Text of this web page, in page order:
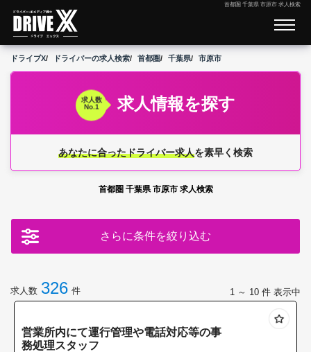
首都圏 千葉県 市原市 求人検索
ドライブX ドライバーの求人検索 首都圏 千葉県 市原市
求人数
No.1
求人情報を探す
あなたに合ったドライバー求人を素早く検索
首都圏 千葉県 市原市 求人検索
さらに条件を絞り込む
求人数 326 件 1 ～ 10 件 表示中
営業所内にて運行管理や電話対応等の事
務処理スタッフ